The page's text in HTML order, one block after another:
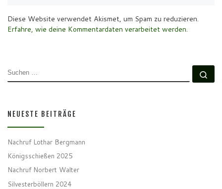
Diese Website verwendet Akismet, um Spam zu reduzieren.
Erfahre, wie deine Kommentardaten verarbeitet werden.
SUCHE
NEUESTE BEITRÄGE
Nachruf Lothar Bergmann
Königsschießen 2025
Nachruf Norbert Walter
Silvesterböllern 2024